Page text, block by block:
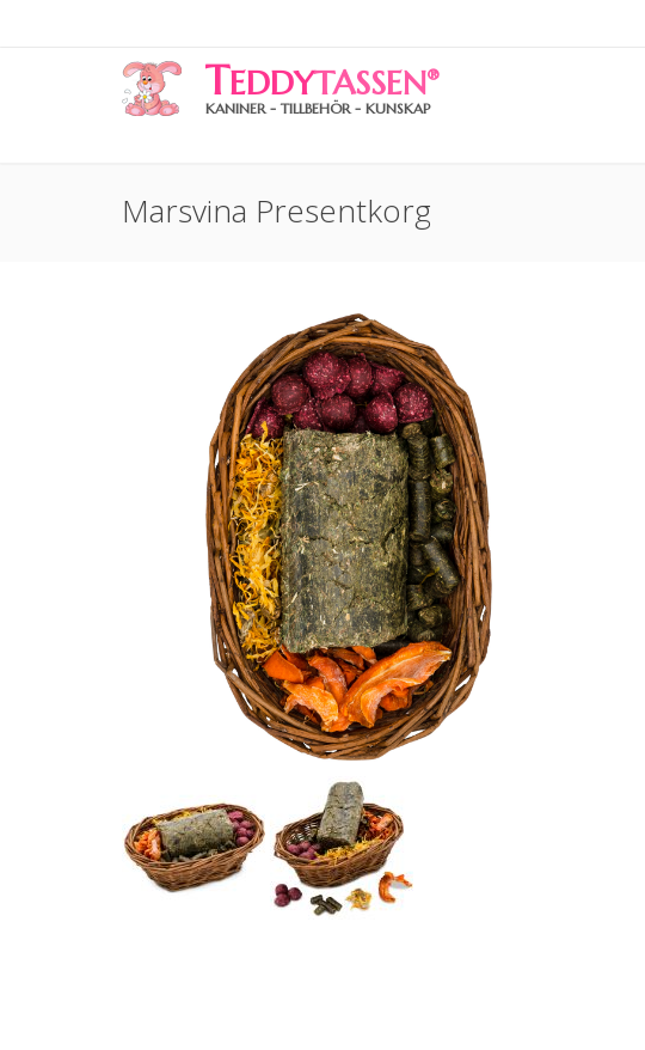
TEDDYTASSEN®
KANINER - TILLBEHÖR - KUNSKAP
Marsvina Presentkorg